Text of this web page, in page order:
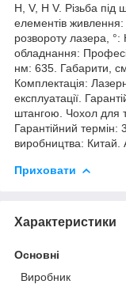
H, V, H V. Різьба під
елементів
розвороту лазера,
обладнання:
нм: 635. Габарити,
Комплектація:
експлуатації.
штангою. Чохол для
Гарантійний термін:
виробництва: Китай.
Приховати
Характеристики
Основні
Виробник